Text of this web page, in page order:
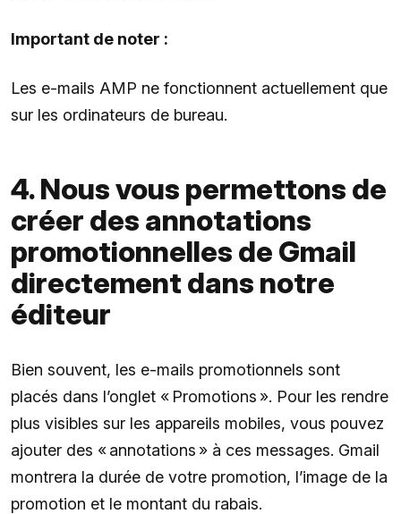
Important de noter :
Les e-mails AMP ne fonctionnent actuellement que
sur les ordinateurs de bureau.
4. Nous vous permettons de
créer des annotations
promotionnelles de Gmail
directement dans notre
éditeur
Bien souvent, les e-mails promotionnels sont
placés dans l’onglet « Promotions ». Pour les rendre
plus visibles sur les appareils mobiles, vous pouvez
ajouter des « annotations » à ces messages. Gmail
montrera la durée de votre promotion, l’image de la
promotion et le montant du rabais.